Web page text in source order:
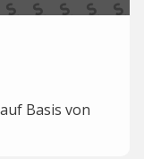
Basis von